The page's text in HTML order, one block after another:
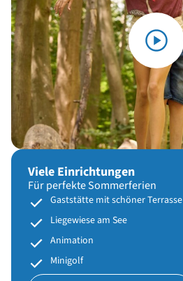
Viele Einrichtungen
Für perfekte Sommerferien
Gaststätte mit schöner Terrasse
Liegewiese am See
Animation
Minigolf